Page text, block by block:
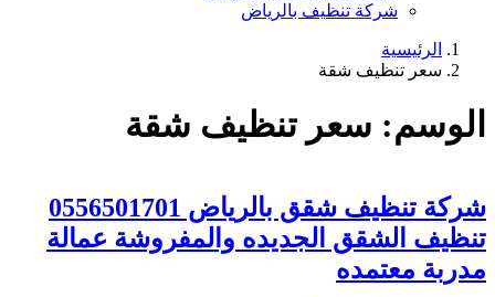
شركة تنظيف بالرياض
الرئيسية
سعر تنظيف شقة
الوسم: سعر تنظيف شقة
شركة تنظيف شقق بالرياض 0556501701
تنظيف الشقق الجديده والمفروشة عمالة
مدربة معتمده